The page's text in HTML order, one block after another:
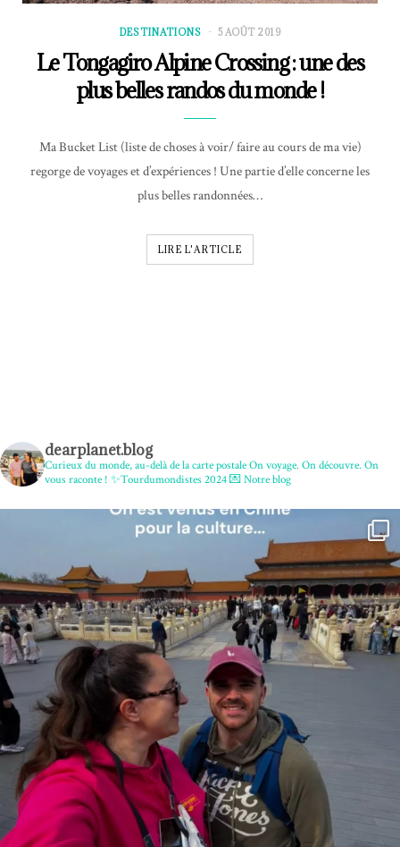
DESTINATIONS 5 AOÛT 2019
Le Tongagiro Alpine Crossing : une des
plus belles randos du monde !
Ma Bucket List (liste de choses à voir/ faire au cours de ma vie)
regorge de voyages et d’expériences ! Une partie d’elle concerne les
plus belles randonnées…
LIRE L'ARTICLE
dearplanet.blog
Curieux du monde, au-delà de la carte postaleOn voyage. On découvre. On
vous raconte ! ✨Tourdumondistes 2024💌 Notre blog